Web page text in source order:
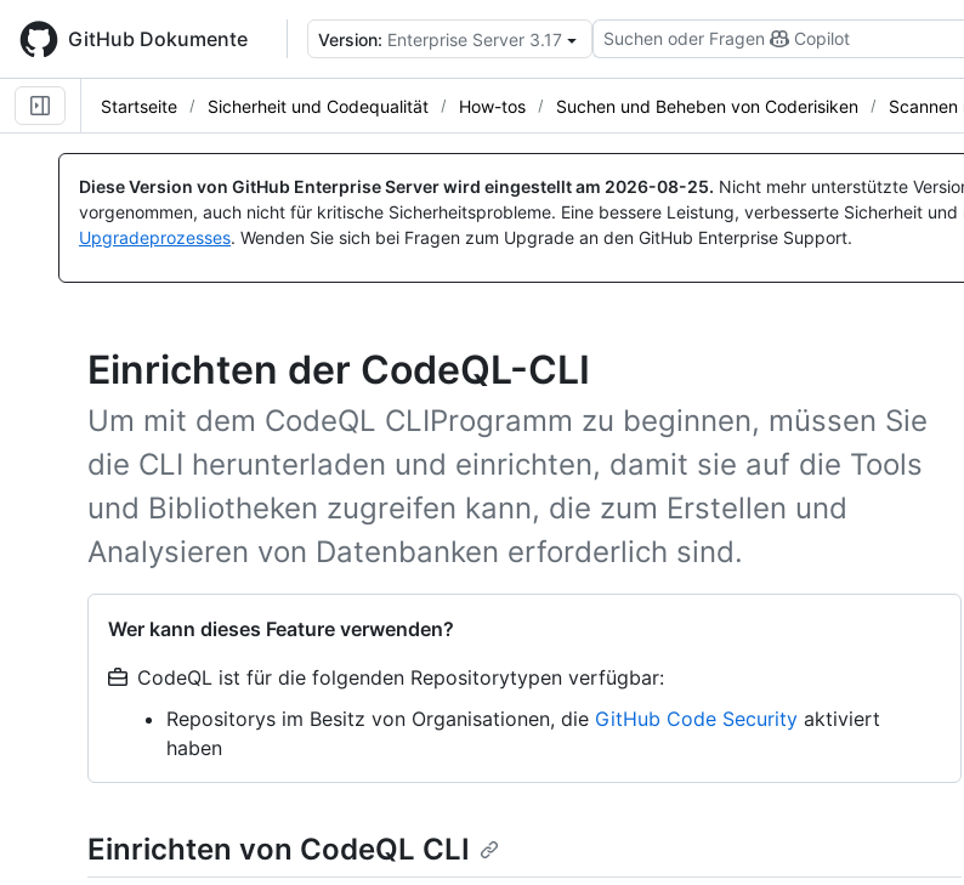
main
content
GitHub Dokumente Version: Enterprise Server 3.17 Suchen oder Fragen Copilot
Startseite Sicherheit und Codequalität How-tos Suchen und Beheben von Coderisiken
Diese Version von GitHub Enterprise Server wird eingestellt am 2026-08-25. Nicht mehr unterstützte
vorgenommen, auch nicht für kritische Sicherheitsprobleme. Eine bessere Leistung, verbesserte Sicherheit
Upgradeprozesses. Wenden Sie sich bei Fragen zum Upgrade an den GitHub Enterprise Support.
Einrichten der CodeQL-CLI
Um mit dem CodeQL CLIProgramm zu beginnen, müssen Sie
die CLI herunterladen und einrichten, damit sie auf die Tools
und Bibliotheken zugreifen kann, die zum Erstellen und
Analysieren von Datenbanken erforderlich sind.
Wer kann dieses Feature verwenden?
CodeQL ist für die folgenden Repositorytypen verfügbar:
Repositorys im Besitz von Organisationen, die GitHub Code Security aktiviert
haben
Einrichten von CodeQL CLI